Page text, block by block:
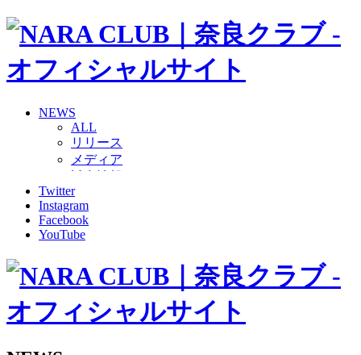
NEWS
ALL
リリース
メディア
グッズ
ファンコミュニティ
普及・育成
ホームタウン
その他
2026/27トップチーム
2026/27トップチームスタッフ
Twitter
Instagram
Facebook
YouTube